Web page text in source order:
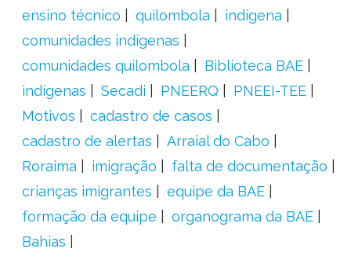
ensino técnico
quilombola
indígena
comunidades indígenas
comunidades quilombola
Biblioteca BAE
indígenas
Secadi PNEERQ
PNEEI-TEE
Motivos
cadastro de casos
cadastro de alertas
Arraial do Cabo
Roraima
imigração
falta de documentação
crianças imigrantes
equipe da BAE
formação da equipe
organograma da BAE
Bahias